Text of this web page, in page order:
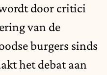
door critici
van de
burgers sinds
het debat aan